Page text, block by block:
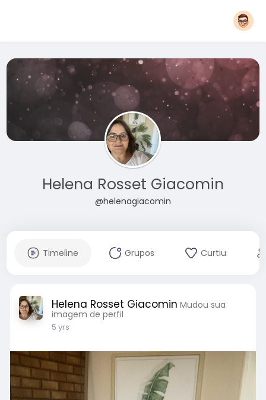
Helena Rosset Giacomin
@helenagiacomin
Timeline Grupos Curtiu
Helena Rosset Giacomin Mudou sua
imagem de perfil
5 yrs